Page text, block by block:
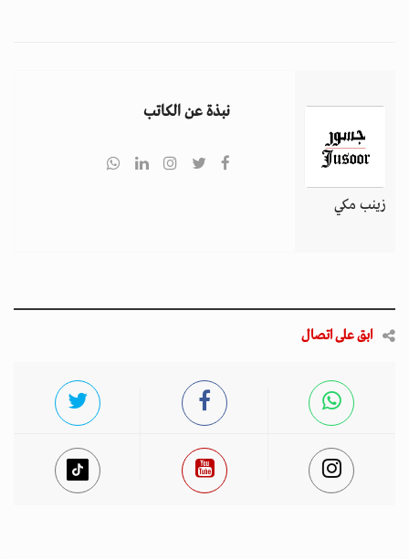
زينب مكي
نبذة عن الكاتب
ابق على اتصال